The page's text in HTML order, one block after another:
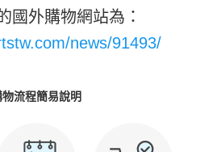
國外購物網站為：
news/91493/
物流程簡易說明